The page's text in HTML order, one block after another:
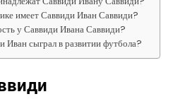
имеет Саввиди Иван Саввиди?
у Саввиди Ивана Саввиди?
Иван сыграл в развитии футбола?